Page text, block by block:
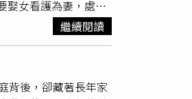
冷凍胚胎。認為婚姻
，希望透過司法程序
知丈夫已另外提起離
情」。朱女透露，
未說明是否還會再
有人涉嫌利用假結婚
娶女看護為妻，處分
直由小他34歲的賴
與兒孫接觸。今年農
15日開庭時，孫子
，證實王姓人瑞不
繼續閱讀
背後，卻藏著長年家